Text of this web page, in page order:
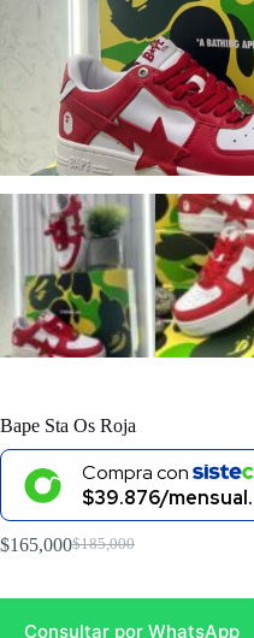
Bape Sta Os Roja
Compra con
$39.876/
$185,000
Original
was:
$165,000Current
is:
Consultar por WhatsApp